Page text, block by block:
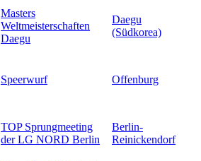
Masters
Weltmeisterschaften
Daegu
Daegu
(Südkorea)
Speerwurf Offenburg
TOP Sprungmeeting
der LG NORD Berlin
Berlin-
Reinickendorf